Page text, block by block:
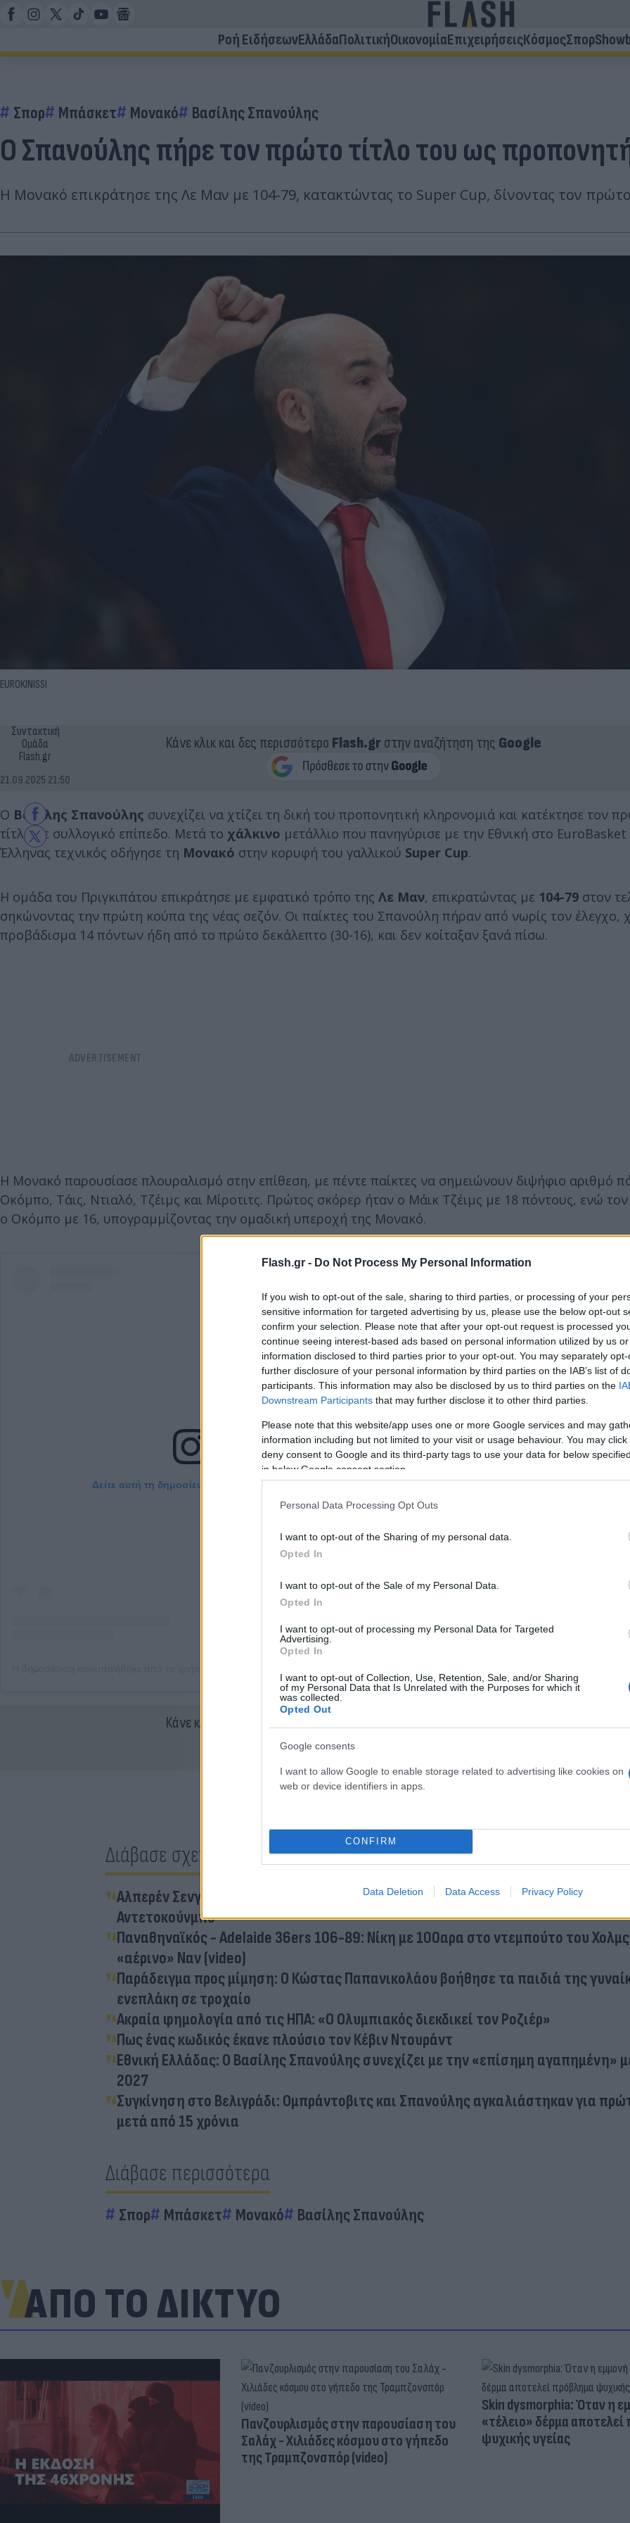
Flash.gr - Do Not Process My Personal Information
If you wish to opt-out of the sale, sharing to third parties, or processing of your
sensitive information for targeted advertising by us, please use the below opt-out
confirm your selection. Please note that after your opt-out request is processed
continue seeing interest-based ads based on personal information utilized by us
information disclosed to third parties prior to your opt-out. You may separately
further disclosure of your personal information by third parties on the IAB’s list of
participants. This information may also be disclosed by us to third parties on the
Downstream Participants that may further disclose it to other third parties.
Please note that this website/app uses one or more Google services and may
information including but not limited to your visit or usage behaviour. You may
deny consent to Google and its third-party tags to use your data for below
in below Google consent section.
Personal Data Processing Opt Outs
I want to opt-out of the Sharing of my personal data.
Opted In
I want to opt-out of the Sale of my Personal Data.
Opted In
I want to opt-out of processing my Personal Data for Targeted
Advertising.
Opted In
I want to opt-out of Collection, Use, Retention, Sale, and/or Sharing
of my Personal Data that Is Unrelated with the Purposes for which it
was collected.
Opted Out
Google consents
I want to allow Google to enable storage related to advertising like cookies on
web or device identifiers in apps.
CONFIRM
Data Deletion Data Access Privacy Policy
Ροή ΕιδήσεωνΕλλάδαΠολιτικήΟικονομίαΕπιχειρήσειςΚόσμοςΣπορ
Σπορ Μπάσκετ Μονακό Βασίλης Σπανούλης
Ο Σπανούλης πήρε τον πρώτο τίτλο του ως
Η Μονακό επικράτησε της Λε Μαν με 104-79, κατακτώντας το Super Cup, δίνοντας τον
EUROKINISSI
Συντακτική
Ομάδα
Flash.gr
21.09.2025 21:50
Κάνε κλικ και δες περισσότερο Flash.grστην αναζήτηση της Google
Ο Βασίλης Σπανούλης συνεχίζει να χτίζει τη δική του προπονητική κληρονομιά και κατέκτησε τον
τίτλο σε συλλογικό επίπεδο. Μετά το χάλκινο μετάλλιο που πανηγύρισε με την Εθνική στο EuroBasket
Έλληνας τεχνικός οδήγησε τη Μονακό στην κορυφή του γαλλικού Super Cup.
Η ομάδα του Πριγκιπάτου επικράτησε με εμφατικό τρόπο της Λε Μαν, επικρατώντας με 104-79 στον
σηκώνοντας την πρώτη κούπα της νέας σεζόν. Οι παίκτες του Σπανούλη πήραν από νωρίς τον έλεγχο,
προβάδισμα 14 πόντων ήδη από το πρώτο δεκάλεπτο (30-16), και δεν κοίταξαν ξανά πίσω.
Η Μονακό παρουσίασε πλουραλισμό στην επίθεση, με πέντε παίκτες να σημειώνουν διψήφιο αριθμό
Οκόμπο, Τάις, Ντιαλό, Τζέιμς και Μίροτιτς. Πρώτος σκόρερ ήταν ο Μάικ Τζέιμς με 18 πόντους, ενώ
ο Οκόμπο με 16, υπογραμμίζοντας την ομαδική υπεροχή της Μονακό.
Δείτε αυτή τη δημοσίευση στο Instagram.
Κάνε κλικ και δες περισσότεροFlash.grστην αναζήτηση τηςGoogle
Διάβασε σχετικά
Αλπερέν Σενγκούν: Αγόρασε Rolex στον Οσμάνι για το… «φρένο» στον Γιάννη
Αντετοκούνμπo
Παναθηναϊκός - Adelaide 36ers 106-89: Νίκη με 100αρα στο ντεμπούτο του
«αέρινο» Ναν (video)
Παράδειγμα προς μίμηση: Ο Κώστας Παπανικολάου βοήθησε τα παιδιά της
ενεπλάκη σε τροχαίο
Ακραία φημολογία από τις ΗΠΑ: «Ο Ολυμπιακός διεκδικεί τον Ροζιέρ»
Πως ένας κωδικός έκανε πλούσιο τον Κέβιν Ντουράντ
Εθνική Ελλάδας: Ο Βασίλης Σπανούλης συνεχίζει με την «επίσημη αγαπημένη»
2027
Συγκίνηση στο Βελιγράδι: Ομπράντοβιτς και Σπανούλης αγκαλιάστηκαν για
μετά από 15 χρόνια
Διάβασε περισσότερα
Σπορ Μπάσκετ Μονακό Βασίλης Σπανούλης
ΑΠΟ ΤΟ ΔΙΚΤΥΟ
Πανζουρλισμός στην παρουσίαση του
Σαλάχ - Χιλιάδες κόσμου στο γήπεδο
της Τραμπζονσπόρ (video)
Skin dysmorphia: Όταν η
«τέλειο» δέρμα
ψυχικής υγείας